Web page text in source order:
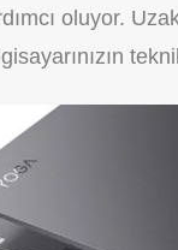
oluyor.